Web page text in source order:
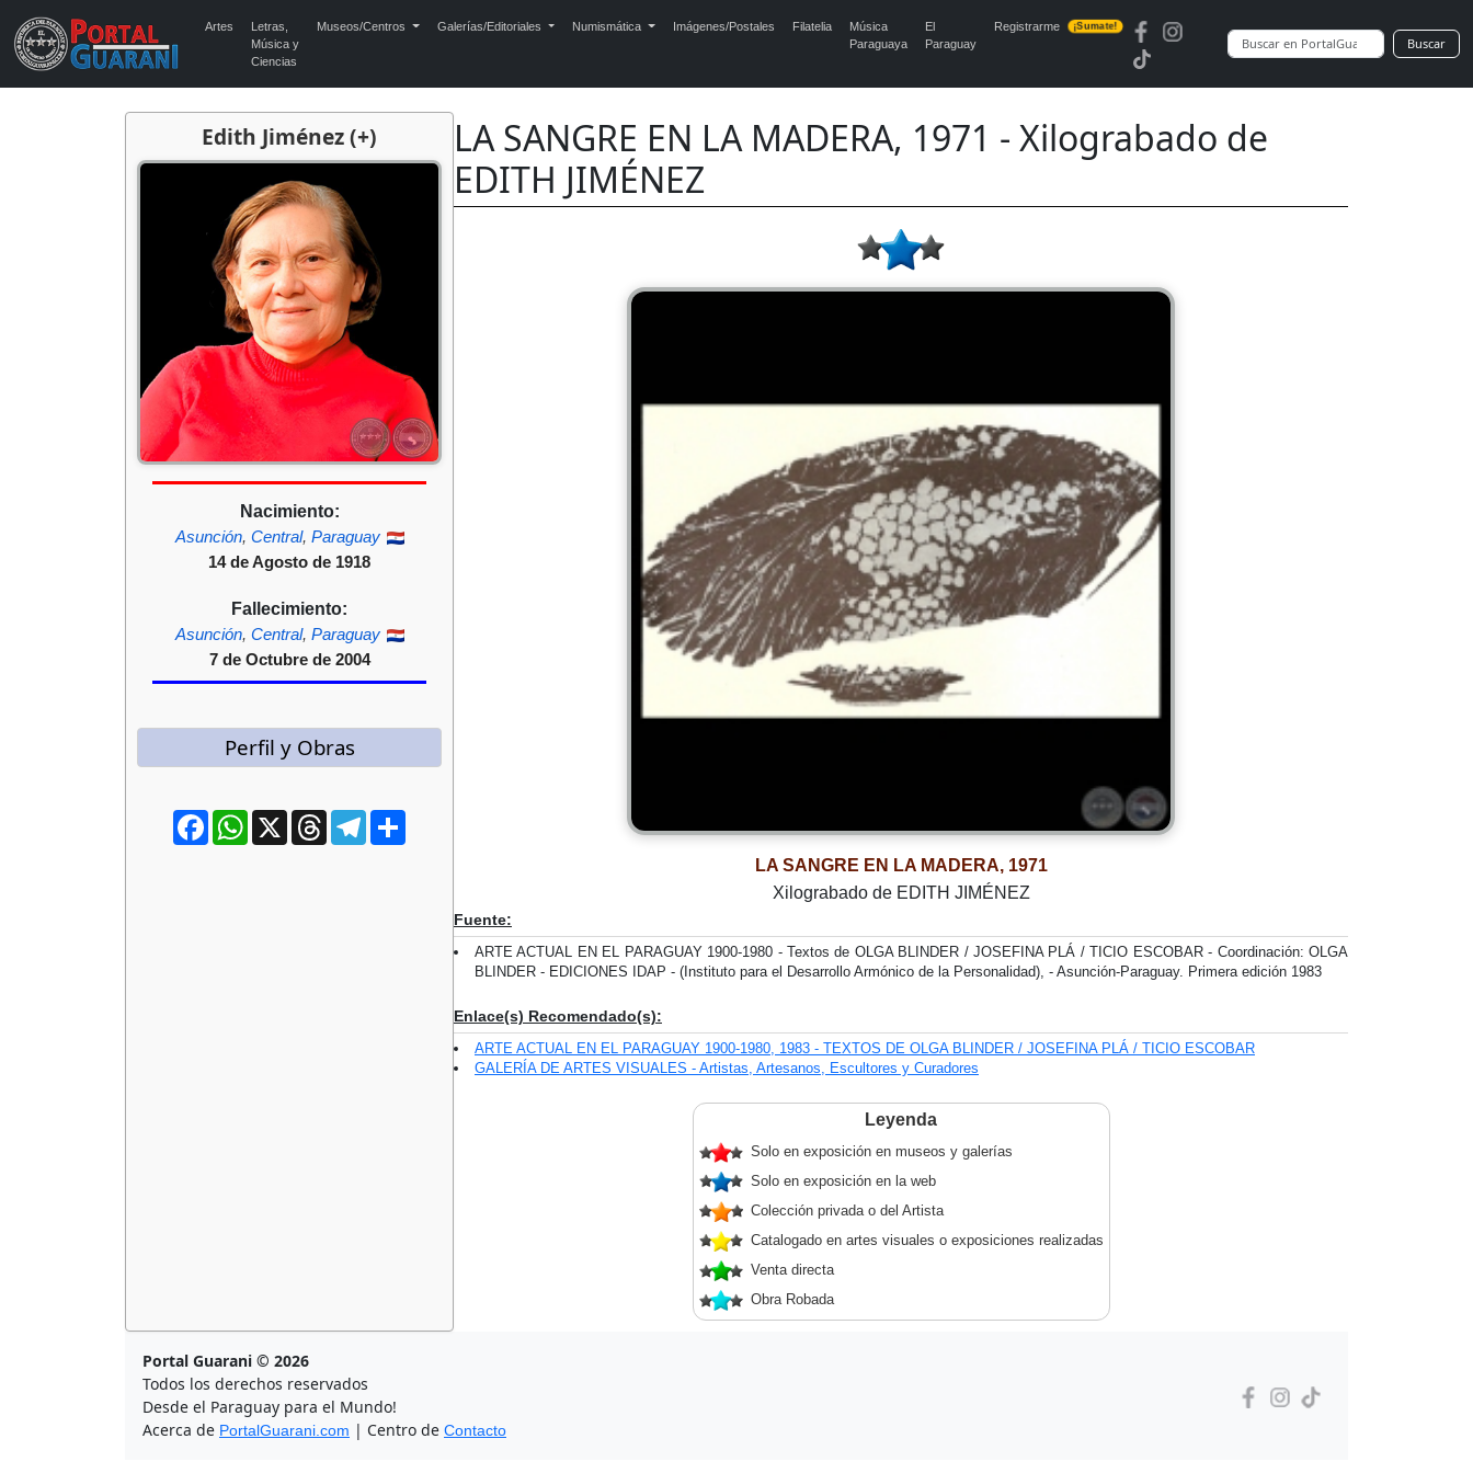
Artes
Letras,
Música y
Ciencias
Museos/Centros Galerías/Editoriales Numismática Imágenes/Postales Filatelia
Música
Paraguaya
El
Paraguay
Registrarme ¡Sumate!
Buscar
Edith Jiménez (+)
Nacimiento:
Asunción, Central, Paraguay
14 de Agosto de 1918
Fallecimiento:
Asunción, Central, Paraguay
7 de Octubre de 2004
Perfil y Obras
FacebookWhatsApp
X ThreadsTelegram
LA SANGRE EN LA MADERA, 1971 - Xilograbado de
EDITH JIMÉNEZ
LA SANGRE EN LA MADERA, 1971
Xilograbado de EDITH JIMÉNEZ
Fuente:
ARTE ACTUAL EN EL PARAGUAY 1900-1980 - Textos de OLGA BLINDER / JOSEFINA PLÁ / TICIO ESCOBAR - Coordinación: OLGA
BLINDER - EDICIONES IDAP - (Instituto para el Desarrollo Armónico de la Personalidad), - Asunción-Paraguay. Primera edición 1983
Enlace(s) Recomendado(s):
ARTE ACTUAL EN EL PARAGUAY 1900-1980, 1983 - TEXTOS DE OLGA BLINDER / JOSEFINA PLÁ / TICIO ESCOBAR
GALERÍA DE ARTES VISUALES - Artistas, Artesanos, Escultores y Curadores
Leyenda
Solo en exposición en museos y galerías
Solo en exposición en la web
Colección privada o del Artista
Catalogado en artes visuales o exposiciones realizadas
Venta directa
Obra Robada
Portal Guarani © 2026
Todos los derechos reservados
Desde el Paraguay para el Mundo!
Acerca de PortalGuarani.com | Centro de Contacto